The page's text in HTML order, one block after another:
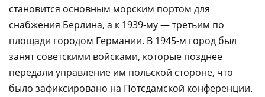
становится основным морским портом для
снабжения Берлина, а к 1939-му — третьим по
площади городом Германии. В 1945-м город был
занят советскими войсками, которые позднее
передали управление им польской стороне, что
было зафиксировано на Потсдамской конференции.